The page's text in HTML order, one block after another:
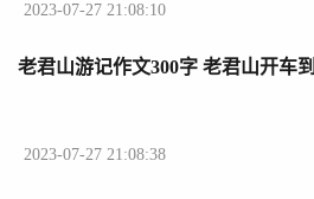
2023-07-27 21:08:10
老君山游记作文300字 老君山开车
2023-07-27 21:08:38